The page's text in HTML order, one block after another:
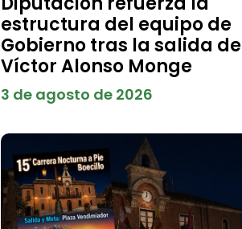
estructura del equipo de
Gobierno tras la salida de
Víctor Alonso Monge
3 de agosto de 2026